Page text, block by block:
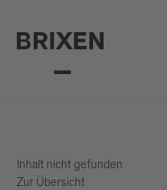
Inhalt nicht gefunden
Zur Übersicht